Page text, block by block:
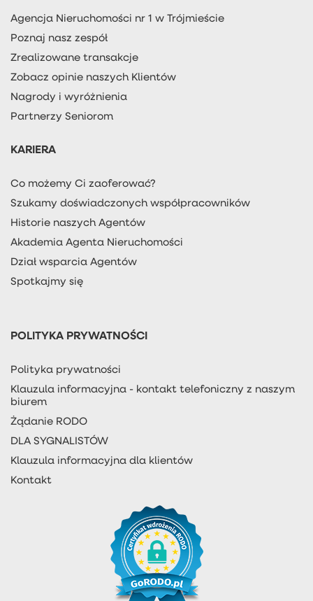
Agencja Nieruchomości nr 1 w Trójmieście
Poznaj nasz zespół
Zrealizowane transakcje
Zobacz opinie naszych Klientów
Nagrody i wyróżnienia
Partnerzy Seniorom
KARIERA
Co możemy Ci zaoferować?
Szukamy doświadczonych współpracowników
Historie naszych Agentów
Akademia Agenta Nieruchomości
Dział wsparcia Agentów
Spotkajmy się
POLITYKA PRYWATNOŚCI
Polityka prywatności
Klauzula informacyjna - kontakt telefoniczny z naszym
biurem
Żądanie RODO
DLA SYGNALISTÓW
Klauzula informacyjna dla klientów
Kontakt